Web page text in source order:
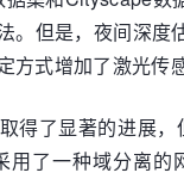
。但是，夜间深
方式增加了激光传
得了显著的进展
用了一种域分离